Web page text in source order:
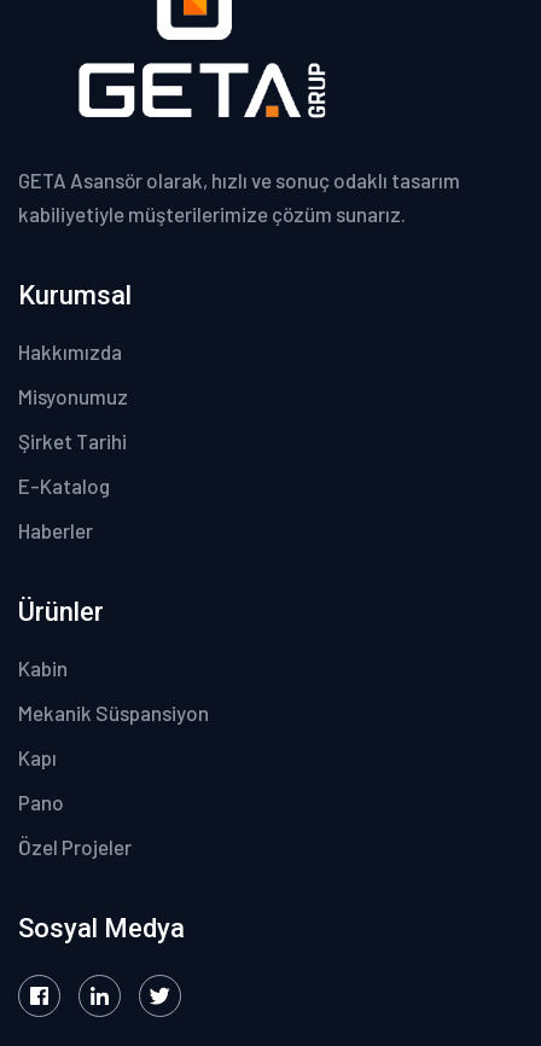
GETA Asansör olarak, hızlı ve sonuç odaklı tasarım
kabiliyetiyle müşterilerimize çözüm sunarız.
Kurumsal
Hakkımızda
Misyonumuz
Şirket Tarihi
E-Katalog
Haberler
Ürünler
Kabin
Mekanik Süspansiyon
Kapı
Pano
Özel Projeler
Sosyal Medya